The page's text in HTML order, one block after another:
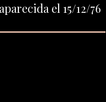
el 15/12/76